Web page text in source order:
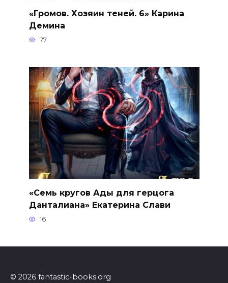
«Громов. Хозяин теней. 6» Карина
Демина
77
«Семь кругов Ады для герцога
Данталиана» Екатерина Слави
16
© 2026 fantastic-books.org